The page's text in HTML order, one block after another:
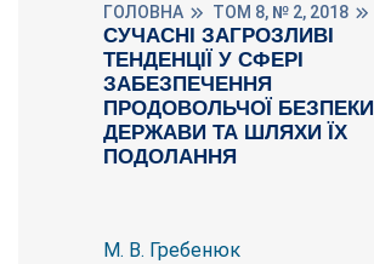
ГОЛОВНА ТОМ 8, № 2, 2018
СУЧАСНІ ЗАГРОЗЛИВІ
ТЕНДЕНЦІЇ У СФЕРІ
ЗАБЕЗПЕЧЕННЯ
ПРОДОВОЛЬЧОЇ БЕЗПЕКИ
ДЕРЖАВИ ТА ШЛЯХИ ЇХ
ПОДОЛАННЯ
М. В. Гребенюк